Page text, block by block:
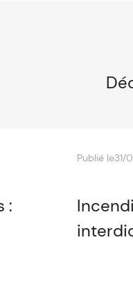
:
Publié le31/